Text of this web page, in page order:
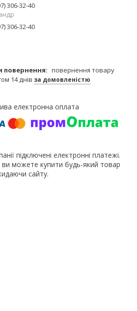
306-32-40
306-32-40
повернення товару
14 днів за домовленістю
підключені електронні платежі.
ви можете купити будь-який товар
сайту.